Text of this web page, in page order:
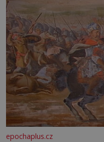
epochaplus.cz